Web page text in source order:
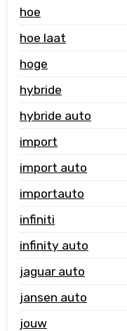
hoe
hoe laat
hoge
hybride
hybride auto
import
import auto
importauto
infiniti
infinity auto
jaguar auto
jansen auto
jouw